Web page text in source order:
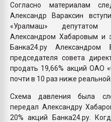
Согласно материалам
Александр Вараксин
«Уралмаш» депутатом
Александром Хабаровым и
Банка24.ру
председателя совета
продать 19,66% акций ОАО
почти в 10 раз ниже реальной.
Схема давления была
передал Александру
20% акций Банка24.ру.